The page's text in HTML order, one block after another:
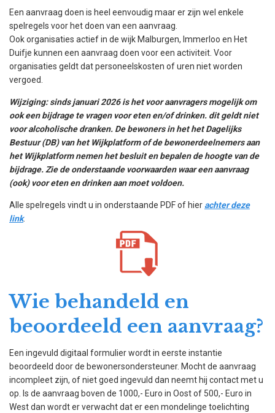
Een aanvraag doen is heel eenvoudig maar er zijn wel enkele
spelregels voor het doen van een aanvraag.
Ook organisaties actief in de wijk Malburgen, Immerloo en Het
Duifje kunnen een aanvraag doen voor een activiteit. Voor
organisaties geldt dat personeelskosten of uren niet worden
vergoed.
Wijziging: sinds januari 2026 is het voor aanvragers mogelijk om
ook een bijdrage te vragen voor eten en/of drinken. dit geldt niet
voor alcoholische dranken. De bewoners in het het Dagelijks
Bestuur (DB) van het Wijkplatform of de bewonerdeelnemers aan
het Wijkplatform nemen het besluit en bepalen de hoogte van de
bijdrage. Zie de onderstaande voorwaarden waar een aanvraag
(ook) voor eten en drinken aan moet voldoen.
Alle spelregels vindt u in onderstaande PDF of hier achter deze
link.
Wie behandeld en
beoordeeld een aanvraag?
Een ingevuld digitaal formulier wordt in eerste instantie
beoordeeld door de bewonersondersteuner. Mocht de aanvraag
incompleet zijn, of niet goed ingevuld dan neemt hij contact met u
op. Is de aanvraag boven de 1000,- Euro in Oost of 500,- Euro in
West dan wordt er verwacht dat er een mondelinge toelichting